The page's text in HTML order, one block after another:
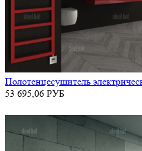
Полотенцесушитель
53 695,06 РУБ